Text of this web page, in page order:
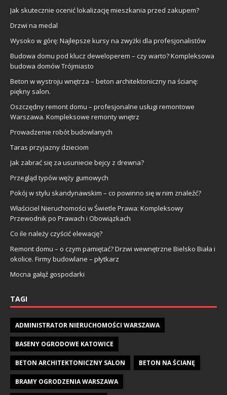
Jak skutecznie ocenić lokalizację mieszkania przed zakupem?
Drzwi na medal
Wysoko w górę: Najlepsze kursy na zwyżki dla profesjonalistów
Budowa domu pod klucz deweloperem – czy warto? Kompleksowa
budowa domów Trójmiasto
Beton w wystroju wnętrza – beton architektoniczny na ścianę:
piękny salon.
Oszczędny remont domu – profesjonalne usługi remontowe
Warszawa. Kompleksowe remonty wnętrz
Prowadzenie robót budowlanych
Taras przyjazny dzieciom
Jak zabrać się za usuniecie bejcy z drewna?
Przegląd typów węży gumowych
Pokój w stylu skandynawskim – co powinno się w nim znaleźć?
Właściciel Nieruchomości w Świetle Prawa: Kompleksowy
Przewodnik po Prawach i Obowiązkach
Co ile należy czyścić elewację?
Remont domu – o czym pamiętać? Drzwi wewnętrzne Bielsko Biała i
okolice. Firmy budowlane – płytkarz
Mocna gałąź gospodarki
TAGI
ADMINISTRATOR NIERUCHOMOŚCI WARSZAWA
BASENY OGRODOWE KATOWICE
BETON ARCHITEKTONICZNY SALON BETON NA ŚCIANĘ
BRAMY OGRODZENIA WARSZAWA